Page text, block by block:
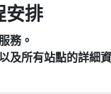
安排
務。
及所有站點的詳細